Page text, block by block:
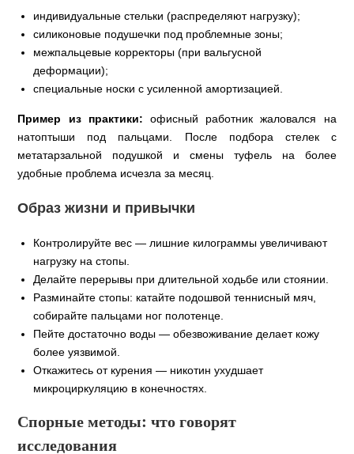
индивидуальные стельки (распределяют нагрузку);
силиконовые подушечки под проблемные зоны;
межпальцевые корректоры (при вальгусной
деформации);
специальные носки с усиленной амортизацией.
Пример из практики: офисный работник жаловался на
натоптыши под пальцами. После подбора стелек с
метатарзальной подушкой и смены туфель на более
удобные проблема исчезла за месяц.
Образ жизни и привычки
Контролируйте вес — лишние килограммы увеличивают
нагрузку на стопы.
Делайте перерывы при длительной ходьбе или стоянии.
Разминайте стопы: катайте подошвой теннисный мяч,
собирайте пальцами ног полотенце.
Пейте достаточно воды — обезвоживание делает кожу
более уязвимой.
Откажитесь от курения — никотин ухудшает
микроциркуляцию в конечностях.
Спорные методы: что говорят
исследования